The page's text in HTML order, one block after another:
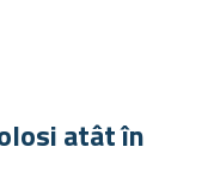
atât în